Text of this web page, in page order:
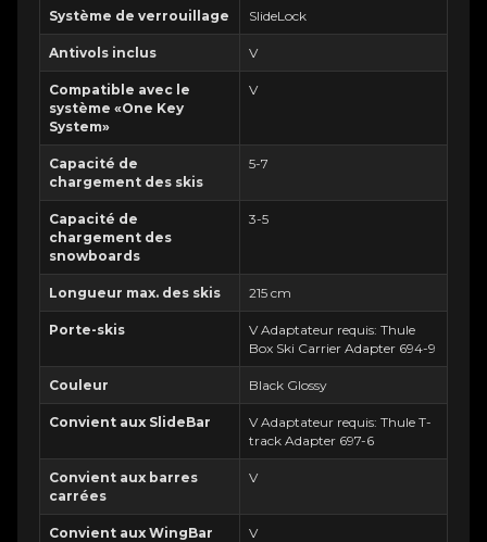
Système de verrouillage SlideLock
Antivols inclus V
Compatible avec le
système «One Key
System»
V
Capacité de
chargement des skis
5-7
Capacité de
chargement des
snowboards
3-5
Longueur max. des skis 215 cm
Porte-skis
V Adaptateur requis: Thule
Box Ski Carrier Adapter 694-9
Couleur Black Glossy
Convient aux SlideBar
V Adaptateur requis: Thule T-
track Adapter 697-6
Convient aux barres
carrées
V
Convient aux WingBar V